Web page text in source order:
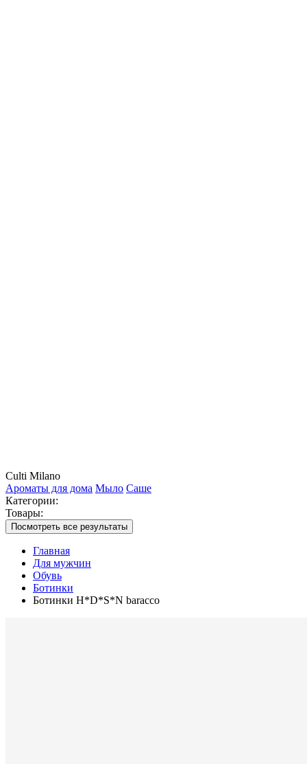
Culti Milano
Ароматы для дома Мыло Саше
Категории:
Товары:
Посмотреть все результаты
Главная
Для мужчин
Обувь
Ботинки
Ботинки H*D*S*N baracco